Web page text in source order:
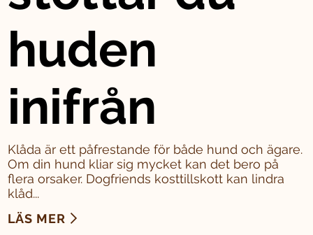
huden
inifrån
Klåda är ett påfrestande för både hund och ägare.
Om din hund kliar sig mycket kan det bero på
flera orsaker. Dogfriends kosttillskott kan lindra
klåd...
LÄS MER